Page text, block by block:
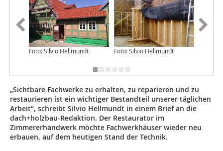
Foto: Silvio Hellmundt Foto: Silvio Hellmundt
„Sichtbare Fachwerke zu erhalten, zu reparieren und zu
restaurieren ist ein wichtiger Bestandteil unserer täglichen
Arbeit“, schreibt Silvio Hellmundt in einem Brief an die
dach+holzbau-Redaktion. Der Restaurator im
Zimmererhandwerk möchte Fachwerkhäuser wieder neu
erbauen, auf dem heutigen Stand der Technik.